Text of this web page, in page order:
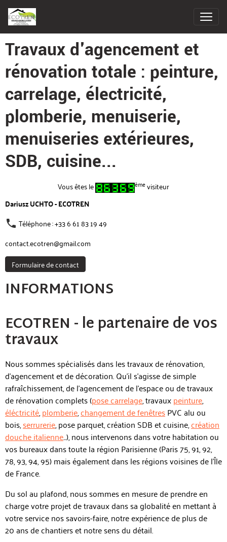
Travaux d'agencement et
rénovation totale : peinture,
carrelage, électricité,
plomberie, menuiserie,
menuiseries extérieures,
SDB, cuisine...
Vous êtes le èmevisiteur
Dariusz UCHTO - ECOTREN
Téléphone : +33 6 61 83 19 49
contact.ecotren@gmail.com
Formulaire de contact
INFORMATIONS
ECOTREN - le partenaire de vos
travaux
Nous sommes spécialisés dans les travaux de rénovation,
d'agencement et de décoration. Qu'il s'agisse de simple
rafraîchissement, de l'agencement de l'espace ou de travaux
de rénovation complets (pose carrelage, travauxpeinture,
éléctricité,plomberie,changement de fenêtresPVC alu ou
bois,serrurerie, pose parquet, création SDB et cuisine,création
douche italienne...), nous intervenons dans votre habitation ou
vos bureaux dans toute la région Parisienne (Paris 75, 91, 92,
78, 93, 94, 95) mais également dans les régions voisines de l'Île
de France.
Du sol au plafond, nous sommes en mesure de prendre en
charge votre projet de travaux dans sa globalité en mettant à
votre service nos savoirs-faire, notre expérience de plus de
20 ans de chantiers et notre sens du détail.